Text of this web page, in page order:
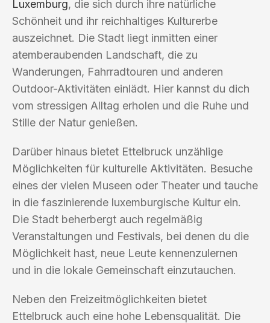
Luxemburg, die sich durch ihre natürliche
Schönheit und ihr reichhaltiges Kulturerbe
auszeichnet. Die Stadt liegt inmitten einer
atemberaubenden Landschaft, die zu
Wanderungen, Fahrradtouren und anderen
Outdoor-Aktivitäten einlädt. Hier kannst du dich
vom stressigen Alltag erholen und die Ruhe und
Stille der Natur genießen.
Darüber hinaus bietet Ettelbruck unzählige
Möglichkeiten für kulturelle Aktivitäten. Besuche
eines der vielen Museen oder Theater und tauche
in die faszinierende luxemburgische Kultur ein.
Die Stadt beherbergt auch regelmäßig
Veranstaltungen und Festivals, bei denen du die
Möglichkeit hast, neue Leute kennenzulernen
und in die lokale Gemeinschaft einzutauchen.
Neben den Freizeitmöglichkeiten bietet
Ettelbruck auch eine hohe Lebensqualität. Die